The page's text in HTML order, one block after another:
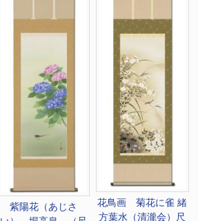
紫陽花（あじさ
花鳥画 菊花に雀 緒
方葉水（清瀧会）尺